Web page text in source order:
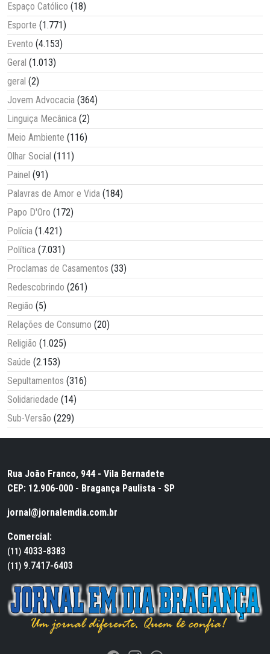
Espaço Católico (18)
Esporte (1.771)
Evento (4.153)
Geral (1.013)
geral (2)
Jovem Advocacia (364)
Linguiça Mecânica (2)
Meio Ambiente (116)
Olhar Social (111)
Painel (91)
Palavras de Amor e Vida (184)
Papo D'Oro (172)
Polícia (1.421)
Política (7.031)
Proclamas de Casamentos (33)
Redescobrindo (261)
Região (5)
Relações de Consumo (20)
Religião (1.025)
Saúde (2.153)
Sepultamentos (316)
Solidariedade (14)
Sub-Versão (229)
Rua João Franco, 944 - Vila Bernadete
CEP: 12.906-000 - Bragança Paulista - SP
jornal@jornalemdia.com.br
Comercial:
(11) 4033-8383
(11) 9.7417-6403